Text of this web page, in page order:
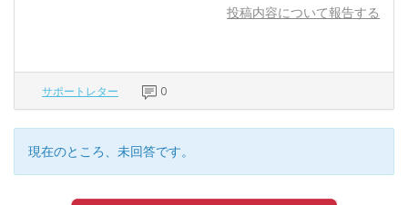
投稿内容について報告する
サポートレター 0
現在のところ、未回答です。